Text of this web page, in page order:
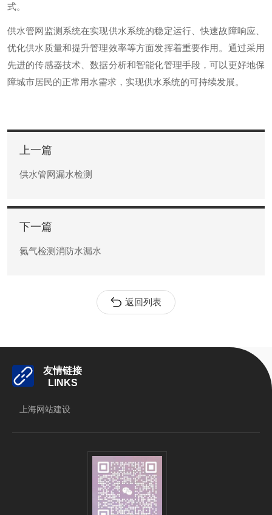
式。
供水管网监测系统在实现供水系统的稳定运行、快速故障响应、
优化供水质量和提升管理效率等方面发挥着重要作用。通过采用
先进的传感器技术、数据分析和智能化管理手段，可以更好地保
障城市居民的正常用水需求，实现供水系统的可持续发展。
上一篇
供水管网漏水检测
下一篇
氮气检测消防水漏水
返回列表
友情链接
LINKS
上海网站建设